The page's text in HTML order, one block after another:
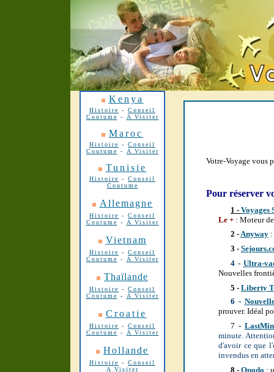
Kenya
Histoire -
Conseil
Coutume
- A Visiter
Maroc
Histoire - Conseil
Coutume
- A Visiter
Tunisie
Histoire - Conseil
Coutume
Allemagne
Histoire - Conseil
Coutume
- A Visiter
Vietnam
Histoire - Conseil
Coutume
- A Visiter
Thaïlande
Histoire - Conseil
Coutume
- A Visiter
Croatie
Histoire - Conseil
Coutume
- A Visiter
Hollande
Histoire - Conseil
A Visiter
Votre-Voyage vous
Pour réserver
1 -Voyages
Le + : Moteur
2 -Anyway
3 -
4 - Ultra-
Nouvelles
5 - Liberty
6 -
prouver. Idéal
7 -
minute.
d'avoir ce que
invendus en
8 - Opodo :